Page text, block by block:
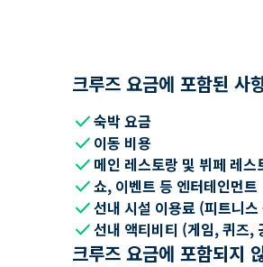
크루즈 요금에 포함된 사
check숙박 요금
check 이동 비용
check 메인 레스토랑 및 뷔페 레
check쇼, 이벤트 등 엔터테인먼트
check선내 시설 이용료 (피트니
check선내 액티비티 (게임, 퀴즈,
크루즈 요금에 포함되지